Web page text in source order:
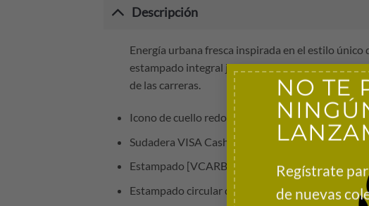
NO TE
Regístrate
de nuevas
Descripción
Energía urbana fresca inspirada en el estilo único
estampado integral junto con detalles llamativos
de las carreras.
Icono de cuello redondo de HUGO
Sudadera VISA Cash App RB F1 Team Iconic con
Estampado [VCARB] en la parte delantera
Estampado circular de los Racing Bulls de Visa